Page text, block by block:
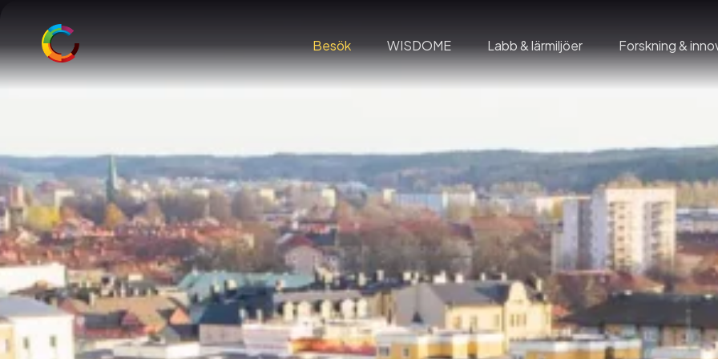
Besök
Rymdsommar på C
Restaurang & Café C
Skola och utbildning
Konferens och event
Barnkalas
WISDOME
Geodomen
Home of WISDOME
WISDOME Production
WISDOME Licenses
Labb & lärmiljöer
Visual City
Rymdskeppet
Wisdome – The Exhibition
Forskning &